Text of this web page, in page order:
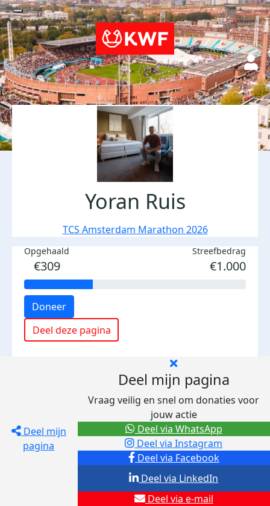
Yoran Ruis
TCS Amsterdam Marathon 2026
Opgehaald
€309
Streefbedrag
€1.000
Doneer
Deel deze pagina
Deel mijn
pagina
Deel mijn pagina
Vraag veilig en snel om donaties voor
jouw actie
Deel via Facebook
Deel via Instagram
Deel via e-mail
Deel via LinkedIn
Deel via WhatsApp